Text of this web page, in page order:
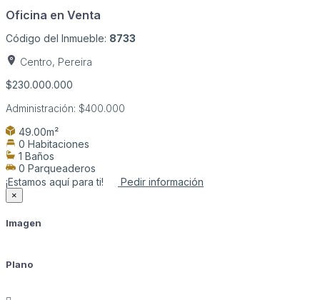
Oficina en Venta
Código del Inmueble: 8733
Centro, Pereira
$230.000.000
Administración: $400.000
49.00m²
0 Habitaciones
1 Baños
0 Parqueaderos
¡Estamos aquí para ti!
Pedir información
×
Imagen
Plano